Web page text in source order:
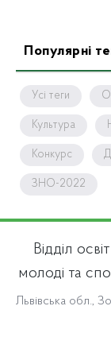
Популярні
Усі теги
Культура
Конкурс
ЗНО-2022
Відділ
молоді та
Львівська обл.,